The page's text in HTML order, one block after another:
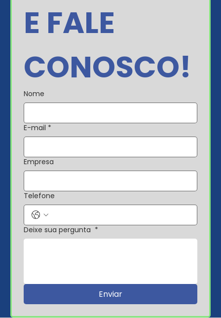
E FALE
CONOSCO!
Nome
E-mail *
Empresa
Telefone
Deixe sua pergunta *
Enviar